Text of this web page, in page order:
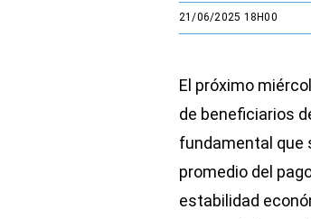
21/06/2025 18H00
El próximo
de beneficiarios
fundamental que
promedio del
estabilidad